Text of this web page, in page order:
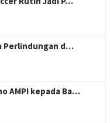
Perlindungan d…
AMPI kepada Ba…